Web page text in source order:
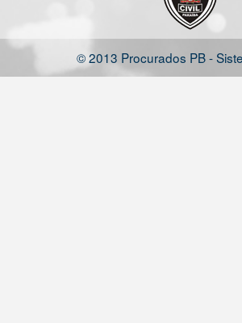
© 2013 Procurados PB -